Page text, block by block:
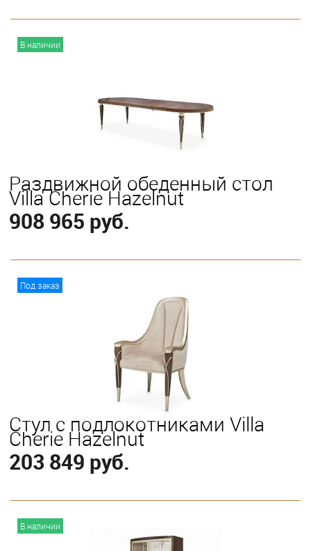
В наличии
Раздвижной обеденный стол
Villa Cherie Hazelnut
908 965 руб.
Под заказ
Стул с подлокотниками Villa
Cherie Hazelnut
203 849 руб.
В наличии